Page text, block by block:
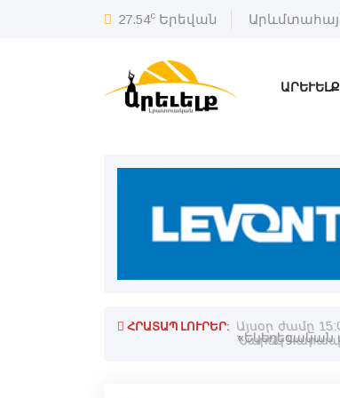
27.54c Երեվան
ԱՐԵՒԵԼՔ
ՀՐԱՏԱՊ ԼՈՒՐԵՐ:
Ռուբինեան
Այսօր ժամը
Նարեկ